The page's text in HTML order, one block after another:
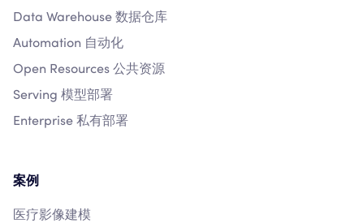
Data Warehouse 数据仓库
Automation 自动化
Open Resources 公共资源
Serving 模型部署
Enterprise 私有部署
案例
医疗影像建模